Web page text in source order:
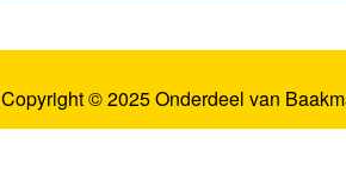
Copyright © 2025 Onderdeel van